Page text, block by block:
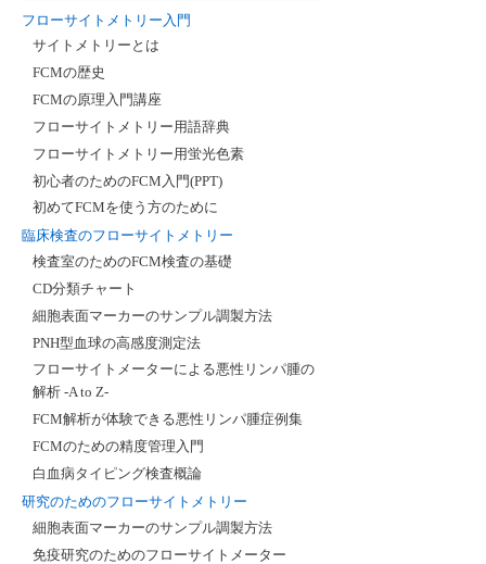
フローサイトメトリー入門
サイトメトリーとは
FCMの歴史
FCMの原理入門講座
フローサイトメトリー用語辞典
フローサイトメトリー用蛍光色素
初心者のためのFCM入門(PPT)
初めてFCMを使う方のために
臨床検査のフローサイトメトリー
検査室のためのFCM検査の基礎
CD分類チャート
細胞表面マーカーのサンプル調製方法
PNH型血球の高感度測定法
フローサイトメーターによる悪性リンパ腫の
解析 -A to Z-
FCM解析が体験できる悪性リンパ腫症例集
FCMのための精度管理入門
白血病タイピング検査概論
研究のためのフローサイトメトリー
細胞表面マーカーのサンプル調製方法
免疫研究のためのフローサイトメーター